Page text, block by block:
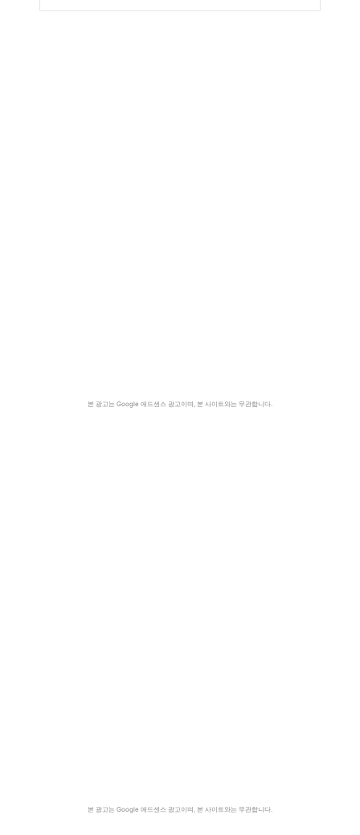
본 광고는 Google 애드센스 광고이며, 본 사이트와는 무관합니다.
본 광고는 Google 애드센스 광고이며, 본 사이트와는 무관합니다.